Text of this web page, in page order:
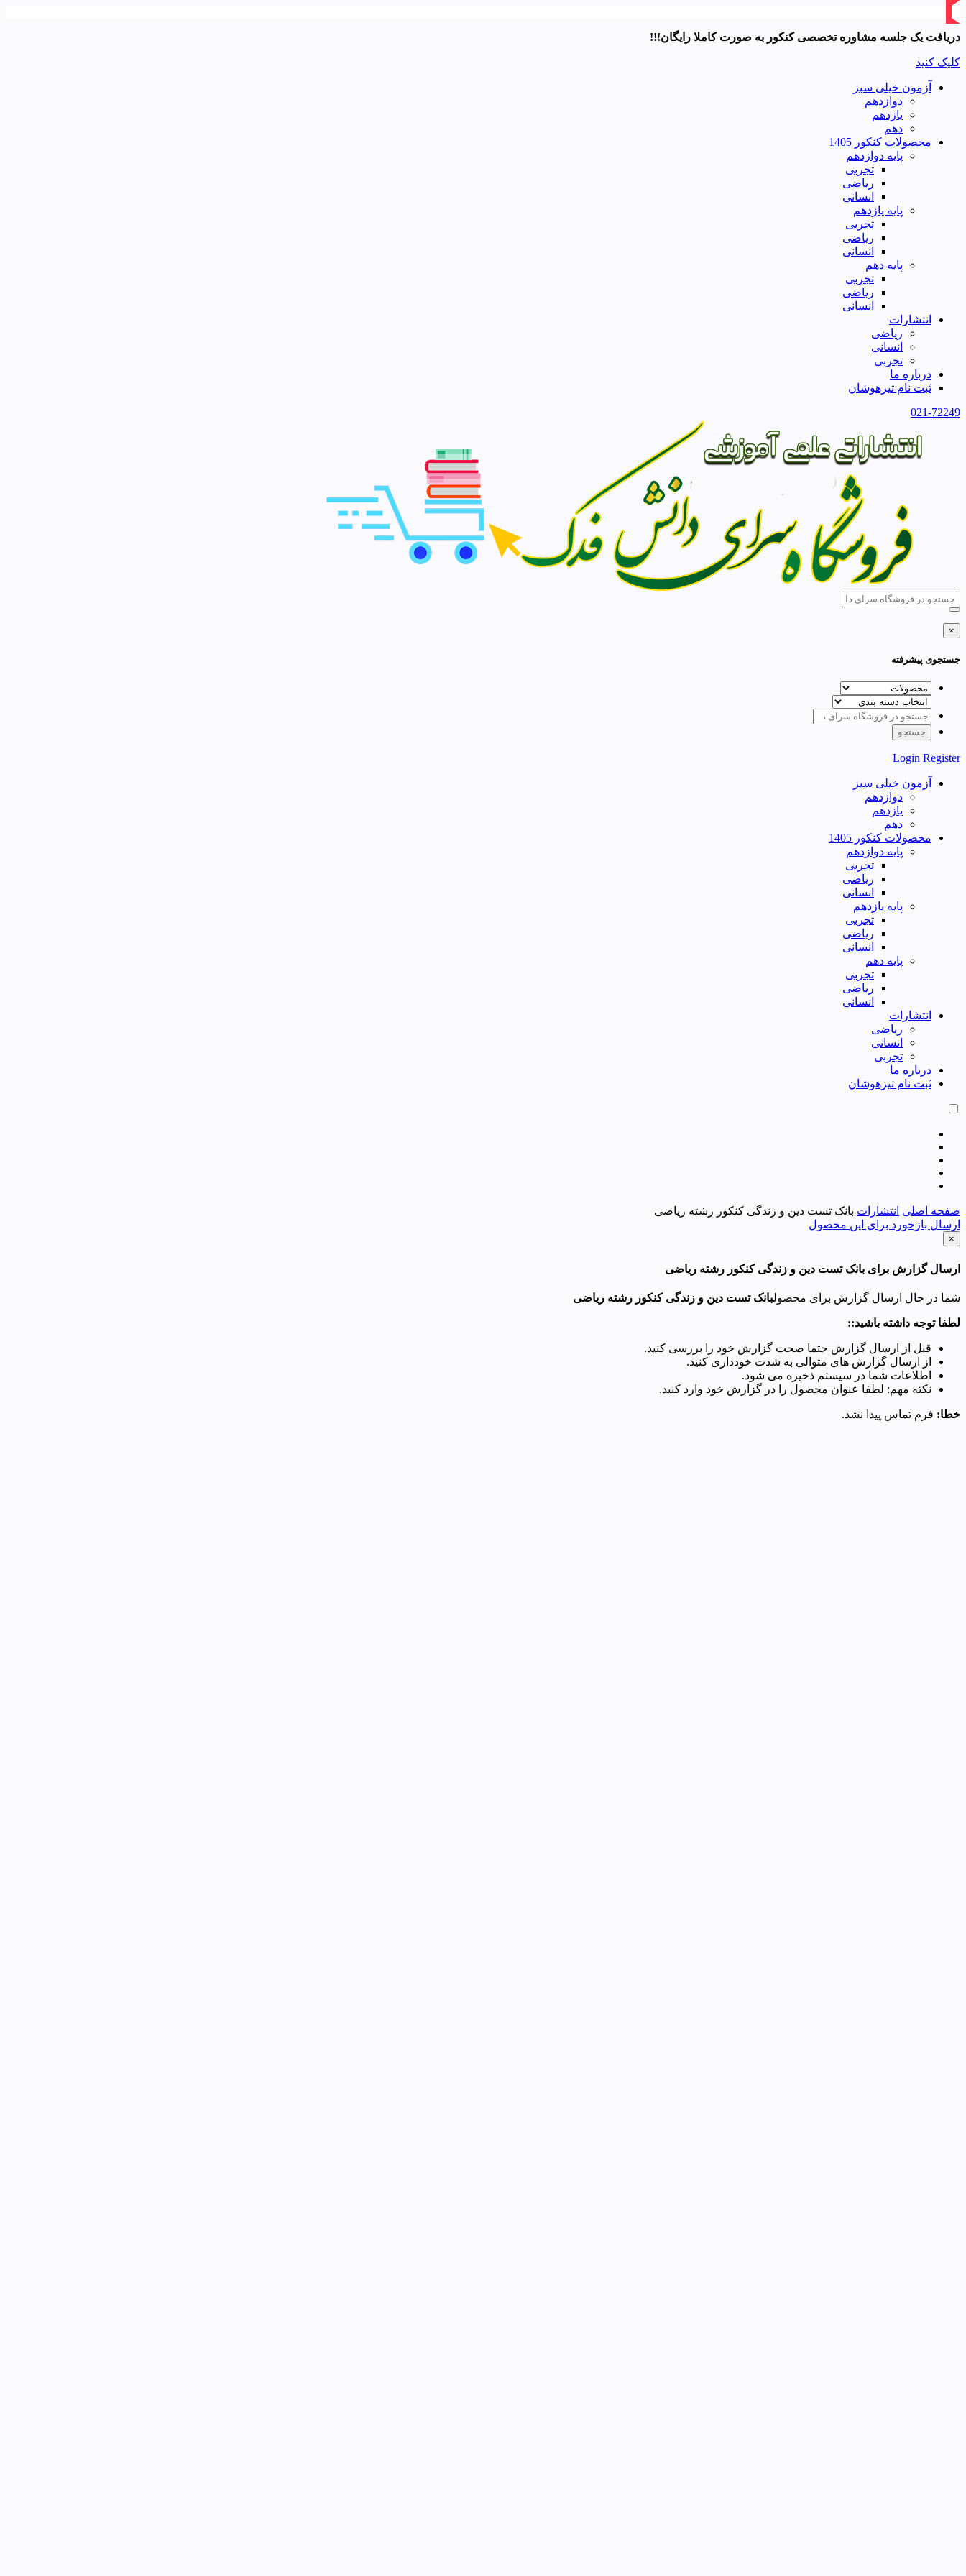
دریافت یک جلسه مشاوره تخصصی کنکور به صورت کاملا رایگان!!!
کلیک کنید
آزمون خیلی سبز
دوازدهم
یازدهم
دهم
محصولات کنکور 1405
پایه دوازدهم
تجربی
ریاضی
انسانی
پایه یازدهم
تجربی
ریاضی
انسانی
پایه دهم
تجربی
ریاضی
انسانی
انتشارات
ریاضی
انسانی
تجربی
درباره ما
ثبت نام تیزهوشان
021-72249
×
جستجوی پیشرفته
Login Register
آزمون خیلی سبز
دوازدهم
یازدهم
دهم
محصولات کنکور 1405
پایه دوازدهم
تجربی
ریاضی
انسانی
پایه یازدهم
تجربی
ریاضی
انسانی
پایه دهم
تجربی
ریاضی
انسانی
انتشارات
ریاضی
انسانی
تجربی
درباره ما
ثبت نام تیزهوشان
صفحه اصلی انتشارات بانک تست دین و زندگی کنکور رشته ریاضی
ارسال بازخورد برای این محصول
×
ارسال گزارش برای بانک تست دین و زندگی کنکور رشته ریاضی
شما در حال ارسال گزارش برای محصولبانک تست دین و زندگی کنکور رشته ریاضی
لطفا توجه داشته باشید::
قبل از ارسال گزارش حتما صحت گزارش خود را بررسی کنید.
از ارسال گزارش های متوالی به شدت خودداری کنید.
اطلاعات شما در سیستم ذخیره می شود.
نکته مهم: لطفا عنوان محصول را در گزارش خود وارد کنید.
خطا: فرم تماس پیدا نشد.